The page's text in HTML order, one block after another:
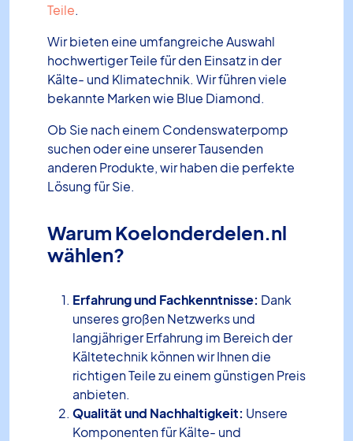
Teile.
Wir bieten eine umfangreiche Auswahl
hochwertiger Teile für den Einsatz in der
Kälte- und Klimatechnik. Wir führen viele
bekannte Marken wie Blue Diamond.
Ob Sie nach einem Condenswaterpomp
suchen oder eine unserer Tausenden
anderen Produkte, wir haben die perfekte
Lösung für Sie.
Warum Koelonderdelen.nl
wählen?
Erfahrung und Fachkenntnisse: Dank
unseres großen Netzwerks und
langjähriger Erfahrung im Bereich der
Kältetechnik können wir Ihnen die
richtigen Teile zu einem günstigen Preis
anbieten.
Qualität und Nachhaltigkeit: Unsere
Komponenten für Kälte- und